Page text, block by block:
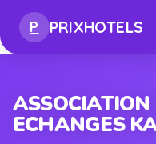
P PRIXHOTELS
ASSOCIATION
ECHANGES